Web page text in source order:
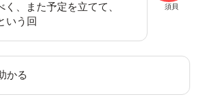
須貝
、また予定を立てて、
いう回
かる